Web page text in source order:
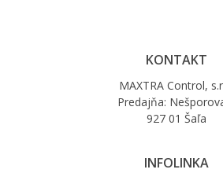
KONTAKT
MAXTRA Control,
Predajňa:
927 01 Šaľa
INFOLINKA